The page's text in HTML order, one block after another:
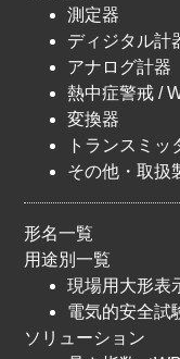
測定器
ディジタル計
アナログ計器
熱中症警戒 /
変換器
トランスミッ
その他・取扱
形名一覧
用途別一覧
現場用大形表
電気的安全試
ソリューション